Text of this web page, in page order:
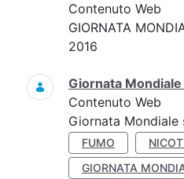
Contenuto Web
GIORNATA
2016
Giornata
Contenuto Web
Giornata Mondiale
FUMO
GIORNATA